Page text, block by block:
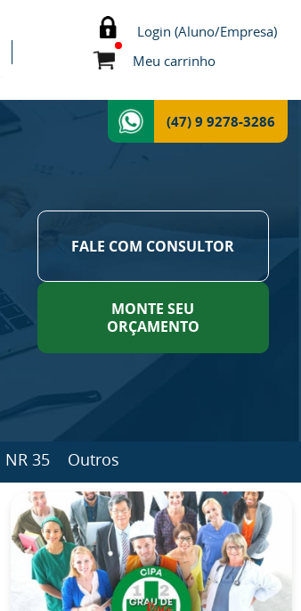
Login (Aluno/Empresa)
Meu carrinho
(47) 9 9278-3286
FALE COM CONSULTOR
MONTE SEU
ORÇAMENTO
NR 35 Outros